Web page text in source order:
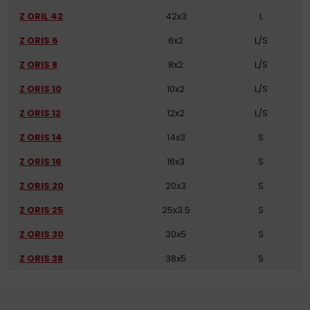
Z ORIL 42
42x3
L
Z ORIS 6
6x2
L/S
Z ORIS 8
8x2
L/S
Z ORIS 10
10x2
L/S
Z ORIS 12
12x2
L/S
Z ORIS 14
14x3
S
Z ORIS 16
16x3
S
Z ORIS 20
20x3
S
Z ORIS 25
25x3.5
S
Z ORIS 30
30x5
S
Z ORIS 38
38x5 S